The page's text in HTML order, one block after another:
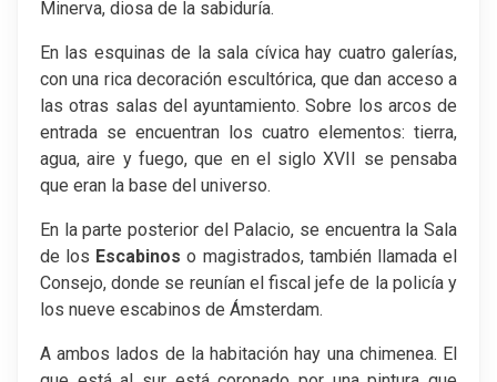
Minerva, diosa de la sabiduría.
En las esquinas de la sala cívica hay cuatro galerías,
con una rica decoración escultórica, que dan acceso a
las otras salas del ayuntamiento. Sobre los arcos de
entrada se encuentran los cuatro elementos: tierra,
agua, aire y fuego, que en el siglo XVII se pensaba
que eran la base del universo.
En la parte posterior del Palacio, se encuentra la Sala
de los Escabinos o magistrados, también llamada el
Consejo, donde se reunían el fiscal jefe de la policía y
los nueve escabinos de Ámsterdam.
A ambos lados de la habitación hay una chimenea. El